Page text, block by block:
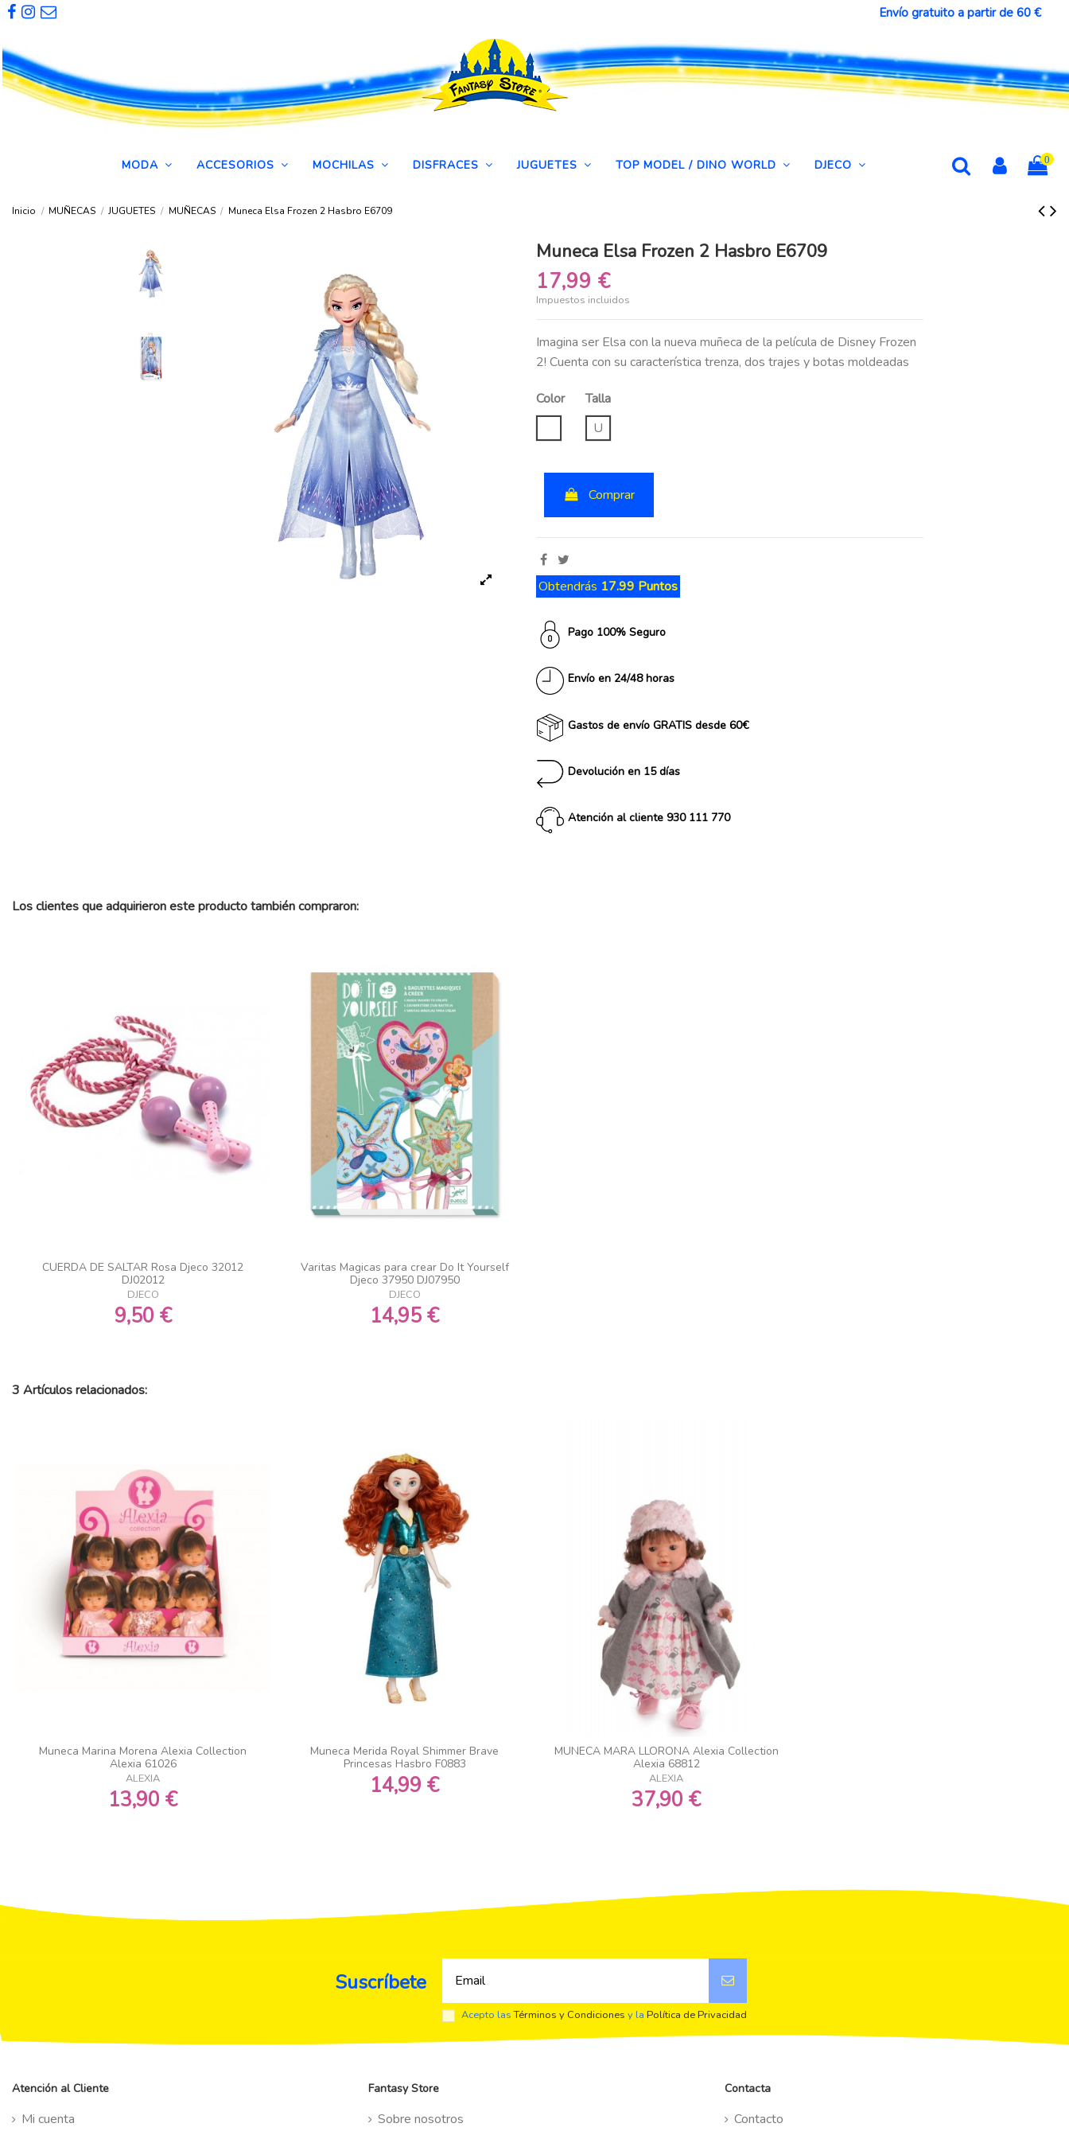
Envío gratuito a partir de 60 €
MODA ACCESORIOS MOCHILAS DISFRACES JUGUETES TOP MODEL / DINO WORLD DJECO 0
Inicio MUÑECAS JUGUETES MUÑECAS Muneca Elsa Frozen 2 Hasbro E6709
Muneca Elsa Frozen 2 Hasbro E6709
17,99 €
Impuestos incluidos
Imagina ser Elsa con la nueva muñeca de la película de Disney Frozen
2! Cuenta con su característica trenza, dos trajes y botas moldeadas
Color
Talla
U
Comprar
Obtendrás 17.99 Puntos
Pago 100% Seguro
Envío en 24/48 horas
Gastos de envío GRATIS desde 60€
Devolución en 15 días
Atención al cliente 930 111 770
Los clientes que adquirieron este producto también compraron:
CUERDA DE SALTAR Rosa Djeco 32012
DJ02012
DJECO
9,50 €
Varitas Magicas para crear Do It Yourself
Djeco 37950 DJ07950
DJECO
14,95 €
3 Artículos relacionados:
Muneca Marina Morena Alexia Collection
Alexia 61026
ALEXIA
13,90 €
Muneca Merida Royal Shimmer Brave
Princesas Hasbro F0883
14,99 €
MUNECA MARA LLORONA Alexia Collection
Alexia 68812
ALEXIA
37,90 €
Suscríbete
Acepto lasTérminos y Condiciones y la Política de Privacidad
Atención al Cliente
Mi cuenta
Fantasy Store
Sobre nosotros
Contacta
Contacto